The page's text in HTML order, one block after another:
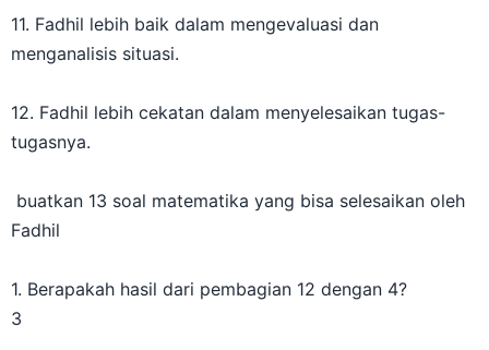
11. Fadhil lebih baik dalam mengevaluasi dan
menganalisis situasi.
12. Fadhil lebih cekatan dalam menyelesaikan tugas-
buatkan 13 soal matematika yang bisa selesaikan oleh
Fadhil
1. Berapakah hasil dari pembagian 12 dengan 4?
3